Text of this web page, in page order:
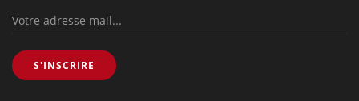
S'INSCRIRE